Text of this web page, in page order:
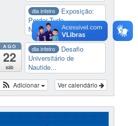
dia inteiro
Exposição:
Perder Tudo.
Novament...
AGO
22
sáb
dia inteiro
Desafio
Universitário de
Nautide...
Ver calendário
Adicionar